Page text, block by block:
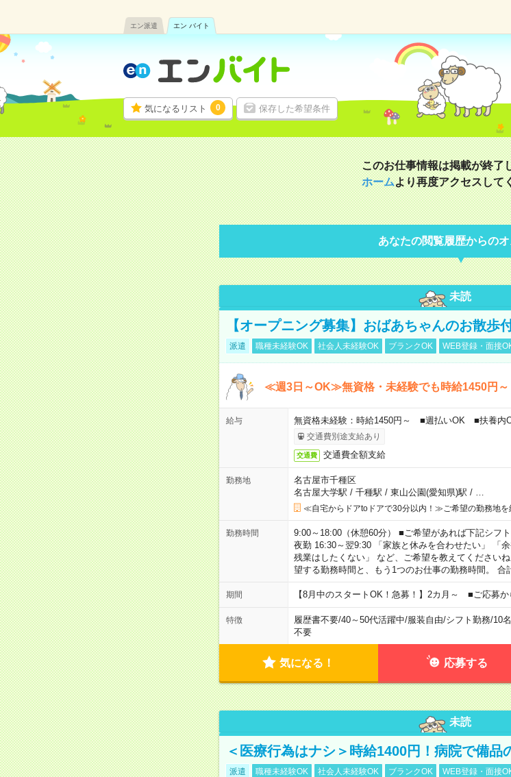
エン派遣 エン バイト
気になるリスト 0 保存した希望条件
このお仕事情報は掲載が終了
ホームより再度アクセスして
あなたの閲覧履歴からの
未読
【オープニング募集】おばあちゃんのお散歩
派遣 職種未経験OK 社会人未経験OK ブランクOK WEB登録・面接
≪週3日～OK≫無資格・未経験でも時給1450円～
給与 無資格未経験：時給1450円～ ■週払いOK ■扶養内
交通費別途支給あり
交通費 交通費全額支給
勤務地
名古屋市千種区
名古屋大学駅 / 千種駅 / 東山公園(愛知県)駅 / …
≪自宅からドアtoドアで30分以内！≫ご希望の勤務地を
勤務時間
9:00～18:00（休憩60分） ■ご希望があれば下記シフ
夜勤 16:30～翌9:30 「家族と休みを合わせたい」 「
残業はしたくない」 など、ご希望を教えてください
望する勤務時間と、もう1つのお仕事の勤務時間。 合
期間 【8月中のスタートOK！急募！】2カ月～ ■ご応募か
特徴 履歴書不要/40～50代活躍中/服装自由/シフト勤務/10
不要
気になる！ 応募する
未読
＜医療行為はナシ＞時給1400円！病院で備品
派遣 職種未経験OK 社会人未経験OK ブランクOK WEB登録・面接